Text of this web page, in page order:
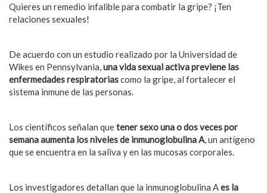
Quieres un remedio infalible para combatir la gripe? ¡Ten
relaciones sexuales!
De acuerdo con un estudio realizado por la Universidad de
Wikes en Pennsylvania,una vida sexual activa previene las
enfermedades respiratoriascomo la gripe, al fortalecer el
sistema inmune de las personas.
Los científicos señalan quetener sexo una o dos veces por
semana aumenta los niveles de inmunoglobulina A, un antígeno
que se encuentra en la saliva y en las mucosas corporales.
Los investigadores detallan que la inmunoglobulina Aes la